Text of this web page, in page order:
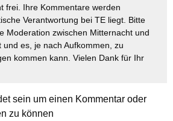
frei. Ihre Kommentare werden
Verantwortung bei TE liegt. Bitte
Moderation zwischen Mitternacht und
es, je nach Aufkommen, zu
kommen kann. Vielen Dank für Ihr
sein um einen Kommentar oder
zu können